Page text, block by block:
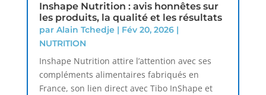
Inshape Nutrition : avis honnêtes sur
les produits, la qualité et les résultats
par Alain Tchedje | Fév 20, 2026|
NUTRITION
Inshape Nutrition attire l’attention avec ses
compléments alimentaires fabriqués en
France, son lien direct avec Tibo InShape et